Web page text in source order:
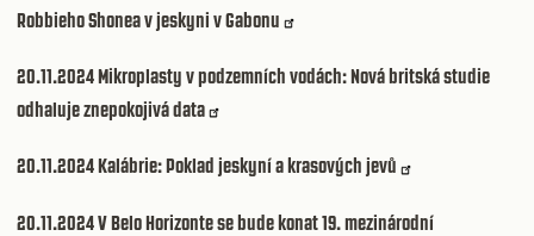
Robbieho Shonea v jeskyni v Gabonu
20.11.2024Mikroplasty v podzemních vodách: Nová britská studie
odhaluje znepokojivá data
20.11.2024Kalábrie: Poklad jeskyní a krasových jevů
20.11.2024V Belo Horizonte se bude konat 19. mezinárodní